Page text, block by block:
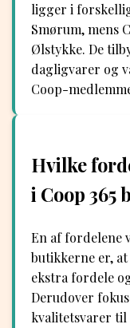
ligger i
Smørum, mens
Ølstykke. De
dagligvarer og
Coop-
Hvilke
i Coop 365
En af fordelene
butikkerne er,
ekstra fordele
Derudover
kvalitetsvarer